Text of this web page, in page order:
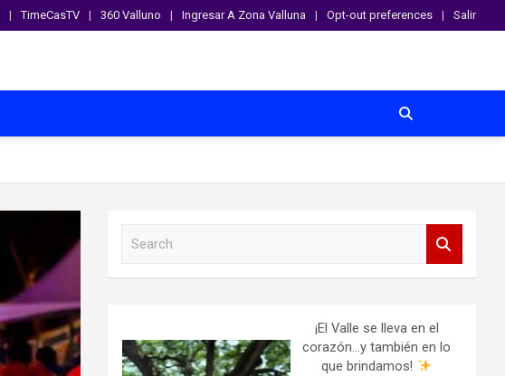
TimeCasTV 360 Valluno Ingresar A Zona Valluna Opt-out preferences Salir
¡El Valle se lleva en el
corazón…y también en lo
que brindamos!